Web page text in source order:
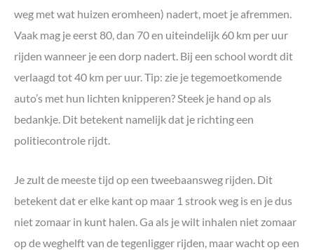
weg met wat huizen eromheen) nadert, moet je afremmen.
Vaak mag je eerst 80, dan 70 en uiteindelijk 60 km per uur
rijden wanneer je een dorp nadert. Bij een school wordt dit
verlaagd tot 40 km per uur. Tip: zie je tegemoetkomende
auto’s met hun lichten knipperen? Steek je hand op als
bedankje. Dit betekent namelijk dat je richting een
politiecontrole rijdt.
Je zult de meeste tijd op een tweebaansweg rijden. Dit
betekent dat er elke kant op maar 1 strook weg is en je dus
niet zomaar in kunt halen. Ga als je wilt inhalen niet zomaar
op de weghelft van de tegenligger rijden, maar wacht op een